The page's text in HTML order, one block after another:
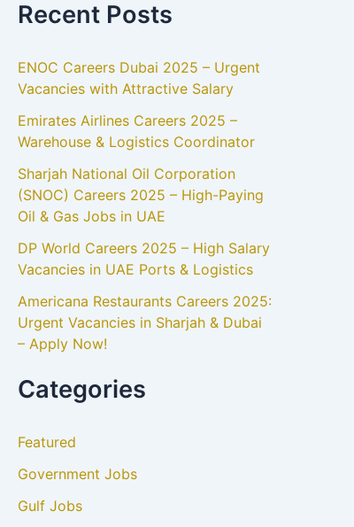
Recent Posts
ENOC Careers Dubai 2025 – Urgent
Vacancies with Attractive Salary
Emirates Airlines Careers 2025 –
Warehouse & Logistics Coordinator
Sharjah National Oil Corporation
(SNOC) Careers 2025 – High-Paying
Oil & Gas Jobs in UAE
DP World Careers 2025 – High Salary
Vacancies in UAE Ports & Logistics
Americana Restaurants Careers 2025:
Urgent Vacancies in Sharjah & Dubai
– Apply Now!
Categories
Featured
Government Jobs
Gulf Jobs